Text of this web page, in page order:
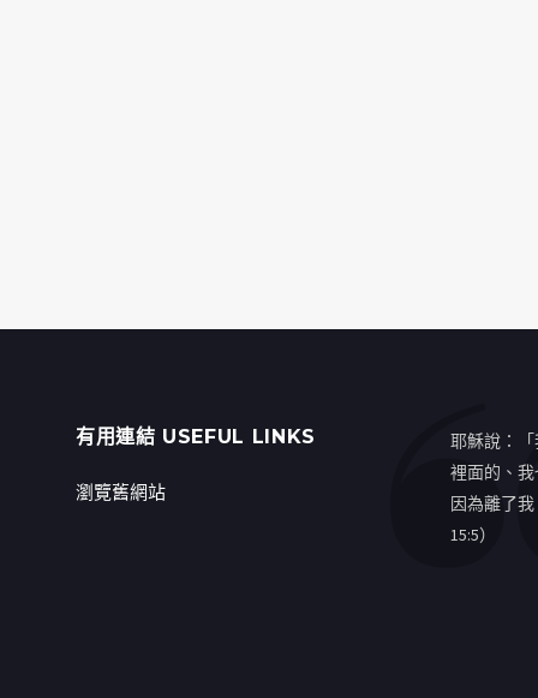
有用連結 USEFUL LINKS
瀏覽舊網站
耶穌說：
裡面的、
因為離了
15:5）